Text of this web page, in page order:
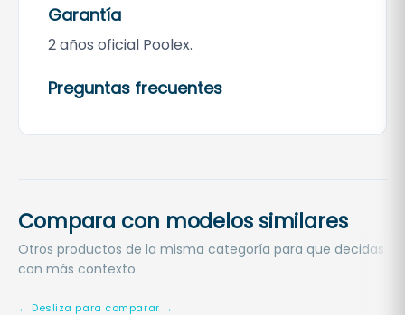
Garantía
2 años oficial Poolex.
Preguntas frecuentes
Compara con modelos similares
Otros productos de la misma categoría para que decidas
con más contexto.